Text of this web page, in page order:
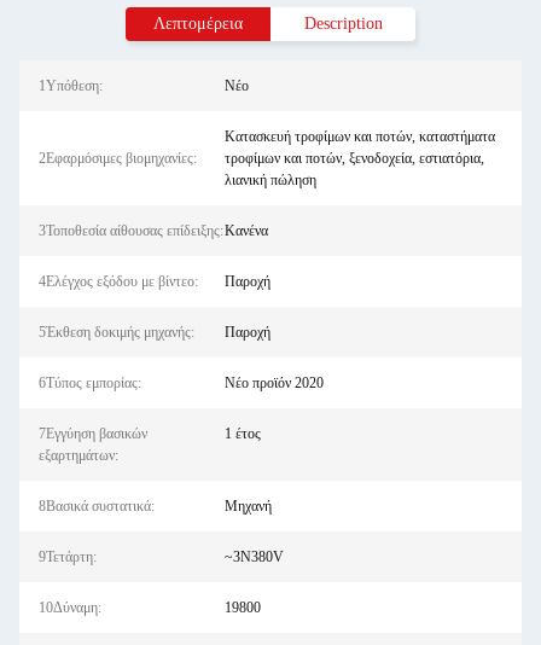
Λεπτομέρεια Description
1Υπόθεση: Νέο
2Εφαρμόσιμες βιομηχανίες:
Κατασκευή τροφίμων και ποτών, καταστήματα
τροφίμων και ποτών, ξενοδοχεία, εστιατόρια,
λιανική πώληση
3Τοποθεσία αίθουσας επίδειξης:Κανένα
4Ελέγχος εξόδου με βίντεο: Παροχή
5Έκθεση δοκιμής μηχανής: Παροχή
6Τύπος εμπορίας: Νέο προϊόν 2020
7Εγγύηση βασικών
εξαρτημάτων:
1 έτος
8Βασικά συστατικά: Μηχανή
9Τετάρτη: ~3N380V
10Δύναμη: 19800